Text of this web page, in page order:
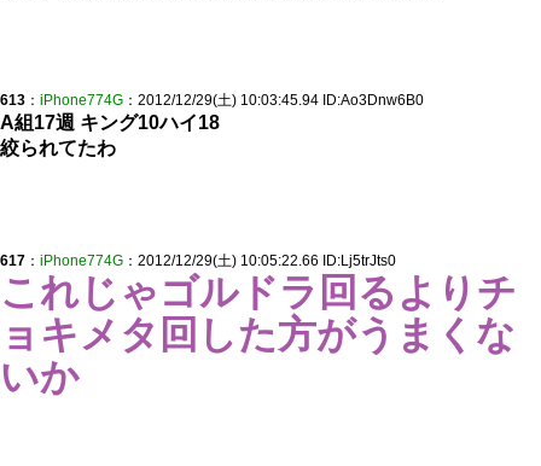
613 ： iPhone774G ：2012/12/29(土) 10:03:45.94 ID:Ao3Dnw6B0
A組17週 キング10ハイ18
絞られてたわ
617 ： iPhone774G ：2012/12/29(土) 10:05:22.66 ID:Lj5trJts0
これじゃゴルドラ回るよりチ
ョキメタ回した方がうまくな
いか